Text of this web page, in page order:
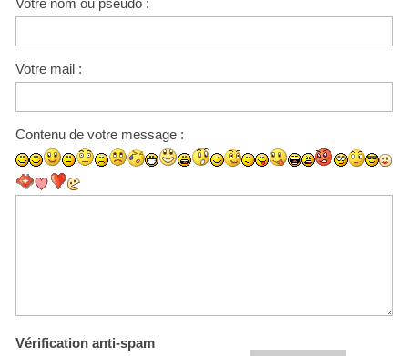
Votre mail :
Contenu de votre message :
Vérification anti-spam